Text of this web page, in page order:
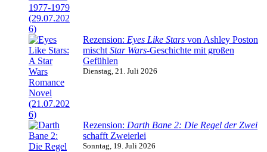
Rezension: Eyes Like Stars von Ashley Poston
mischt Star Wars-Geschichte mit großen
Gefühlen
Dienstag, 21. Juli 2026
Rezension: Darth Bane 2: Die Regel der Zwei
schafft Zweierlei
Sonntag, 19. Juli 2026